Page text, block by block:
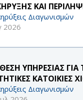
ΚΑΙ
Διαγωνισμών
2026
ΥΠΗΡΕΣΙΑΣ
ΚΑΤΟΙΚΙΕΣ
Διαγωνισμών